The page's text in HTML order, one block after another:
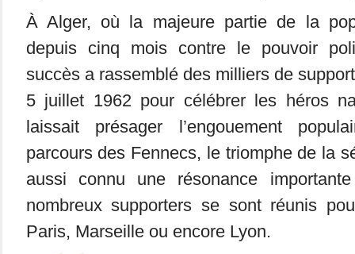
À Alger, où la majeure partie de la
depuis cinq mois contre le pouvoir
succès a rassemblé des milliers de
5 juillet 1962 pour célébrer les héros
laissait présager l’engouement
parcours des Fennecs, le triomphe de la
aussi connu une résonance
nombreux supporters se sont réunis
Paris, Marseille ou encore Lyon.